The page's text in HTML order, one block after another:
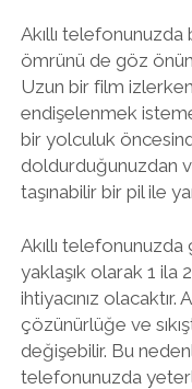
Akıllı
ömrünü de göz
Uzun bir film izlerken,
endişelenmek
bir yolculuk
doldurduğunuzdan
taşınabilir bir pil ile
Akıllı
yaklaşık olarak 1 ila
ihtiyacınız
çözünürlüğe ve
değişebilir. Bu
telefonunuzda